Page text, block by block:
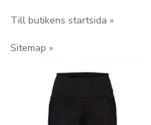
Till butikens startsida »
Sitemap »